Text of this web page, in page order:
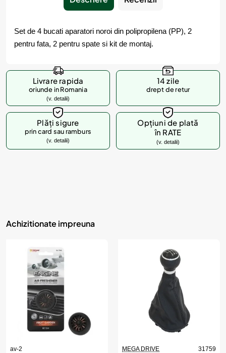
Set de 4 bucati aparatori noroi din polipropilena (PP), 2
pentru fata, 2 pentru spate si kit de montaj.
Livrare rapida
oriunde in Romania
(v. detalii)
14 zile
drept de retur
Plăți sigure
prin card sau ramburs
(v. detalii)
Opțiuni de plată
în RATE
(v. detalii)
Achizitionate impreuna
av-2 MEGA DRIVE 31759